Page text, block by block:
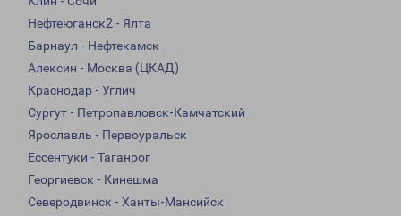
Нефтеюганск2 - Ялта
Барнаул - Нефтекамск
Алексин - Москва (ЦКАД)
Краснодар - Углич
Сургут - Петропавловск-Камчатский
Ярославль - Первоуральск
Ессентуки - Таганрог
Георгиевск - Кинешма
Северодвинск - Ханты-Мансийск